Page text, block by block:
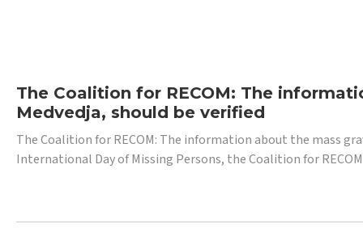
The Coalition for RECOM: The
Medvedja, should be verified
The Coalition for RECOM: The information about the mass
International Day of Missing Persons, the Coalition for